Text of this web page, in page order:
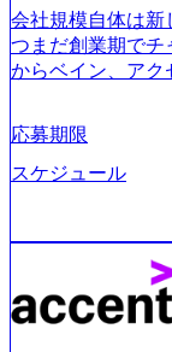
合、後日面接や
● 面接、条件面談
実施前日までに日
・面接および条
ますと幸いです
GAB試験を受検い
の3日前まで)。 ※
験3年以上の方は
通過後に、GAB
ご案内をさせて
既存事業では成
サポートするため
会社規模自体は新
つまだ創業期でチ
からベイン、アク
が続々ジョインす
事業会社機能へ携
生、メディアなど
業、通信業界に
く予定 インセン
ール制を敷く、柔
始～ 2026年8月7
ご応募いただいて
応募期限
スケジュール